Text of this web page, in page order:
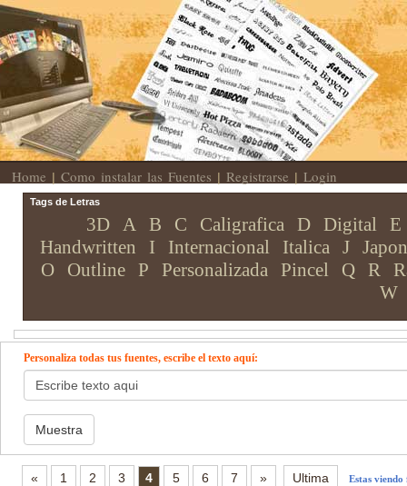
Home | Como instalar las Fuentes | Registrarse | Login
Tags de Letras
3D A B C Caligrafica D Digital E
Handwritten
I Internacional Italica J
O
Outline P Personalizada Pincel Q R
W
Personaliza todas tus fuentes, escribe el texto aquí:
« 1 2 3 4 5 6 7 » Ultima Estas